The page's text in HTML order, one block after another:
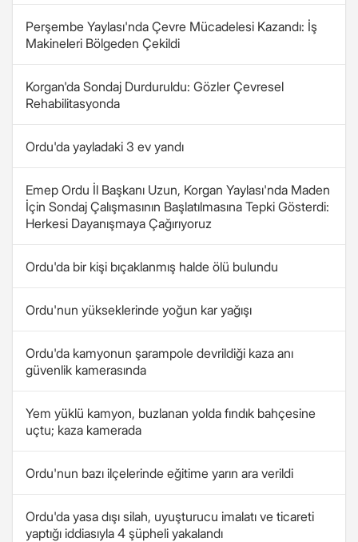
Perşembe Yaylası'nda Çevre Mücadelesi Kazandı: İş
Makineleri Bölgeden Çekildi
Korgan'da Sondaj Durduruldu: Gözler Çevresel
Rehabilitasyonda
Ordu'da yayladaki 3 ev yandı
Emep Ordu İl Başkanı Uzun, Korgan Yaylası'nda Maden
İçin Sondaj Çalışmasının Başlatılmasına Tepki Gösterdi:
Herkesi Dayanışmaya Çağırıyoruz
Ordu'da bir kişi bıçaklanmış halde ölü bulundu
Ordu'nun yükseklerinde yoğun kar yağışı
Ordu'da kamyonun şarampole devrildiği kaza anı
güvenlik kamerasında
Yem yüklü kamyon, buzlanan yolda fındık bahçesine
uçtu; kaza kamerada
Ordu'nun bazı ilçelerinde eğitime yarın ara verildi
Ordu'da yasa dışı silah, uyuşturucu imalatı ve ticareti
yaptığı iddiasıyla 4 şüpheli yakalandı